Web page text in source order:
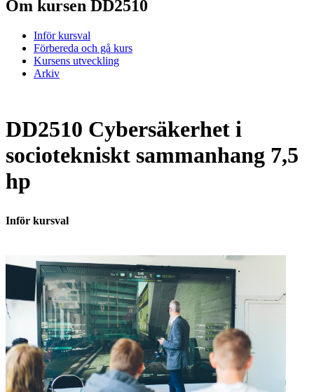
Om kursen DD2510
Inför kursval
Förbereda och gå kurs
Kursens utveckling
Arkiv
DD2510 Cybersäkerhet i
sociotekniskt sammanhang 7,5
hp
Inför kursval